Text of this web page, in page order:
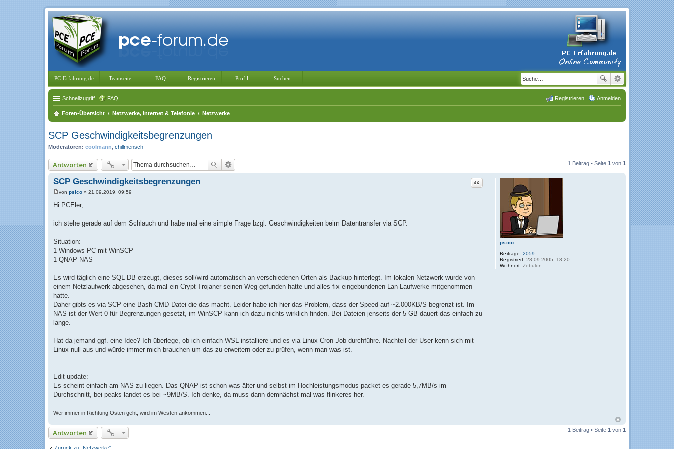
PC-Erfahrung.de Teamseite FAQ Registrieren Profil Suchen
Schnellzugriff FAQ Anmelden
Registrieren
Foren-Übersicht Netzwerke, Internet & Telefonie Netzwerke
SCP Geschwindigkeitsbegrenzungen
Moderatoren: coolmann chillmensch
Antworten 1 Beitrag • Seite 1 von 1
psico
Beiträge: 2059
Registriert: 28.09.2005, 18:20
Wohnort: Zebulon
SCP Geschwindigkeitsbegrenzungen Zitat
r
a
von psico » 21.09.2019, 09:59
Hi PCEler,
ich stehe gerade auf dem Schlauch und habe mal eine simple Frage bzgl. Geschwindigkeiten beim Datentransfer via SCP.
Situation:
1 Windows-PC mit WinSCP
1 QNAP NAS
Es wird täglich eine SQL DB erzeugt, dieses soll/wird automatisch an verschiedenen Orten als Backup hinterlegt. Im lokalen Netzwerk wurde von
einem Netzlaufwerk abgesehen, da mal ein Crypt-Trojaner seinen Weg gefunden hatte und alles fix eingebundenen Lan-Laufwerke mitgenommen
hatte.
Daher gibts es via SCP eine Bash CMD Datei die das macht. Leider habe ich hier das Problem, dass der Speed auf ~2.000KB/S begrenzt ist. Im
NAS ist der Wert 0 für Begrenzungen gesetzt, im WinSCP kann ich dazu nichts wirklich finden. Bei Dateien jenseits der 5 GB dauert das einfach zu
lange.
Hat da jemand ggf. eine Idee? Ich überlege, ob ich einfach WSL installiere und es via Linux Cron Job durchführe. Nachteil der User kenn sich mit
Linux null aus und würde immer mich brauchen um das zu erweitern oder zu prüfen, wenn man was ist.
Edit update:
Es scheint einfach am NAS zu liegen. Das QNAP ist schon was älter und selbst im Hochleistungsmodus packet es gerade 5,7MB/s im
Durchschnitt, bei peaks landet es bei ~9MB/S. Ich denke, da muss dann demnächst mal was flinkeres her.
Wer immer in Richtung Osten geht, wird im Westen ankommen...
Antworten 1 Beitrag • Seite 1 von 1